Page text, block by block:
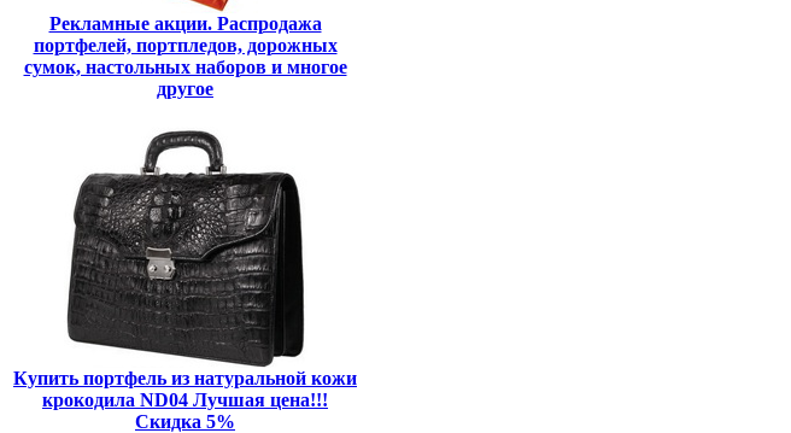
Рекламные акции. Распродажа
портфелей, портпледов, дорожных
сумок, настольных наборов и многое
другое
Купить портфель из натуральной кожи
крокодила ND04 Лучшая цена!!!
Скидка 5%